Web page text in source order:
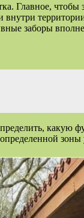
Главное,
заборы
зоны